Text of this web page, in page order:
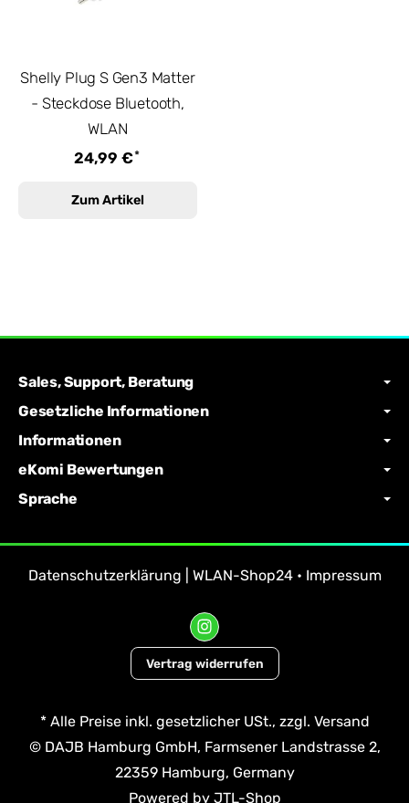
Shelly Plug S Gen3 Matter
- Steckdose Bluetooth,
WLAN
24,99 €*
Zum Artikel
Sales, Support, Beratung
Gesetzliche Informationen
Informationen
eKomi Bewertungen
Sprache
Datenschutzerklärung | WLAN-Shop24 • Impressum
Vertrag widerrufen
*Alle Preise inkl. gesetzlicher USt., zzgl. Versand
© DAJB Hamburg GmbH, Farmsener Landstrasse 2,
22359 Hamburg, Germany
Powered by JTL-Shop